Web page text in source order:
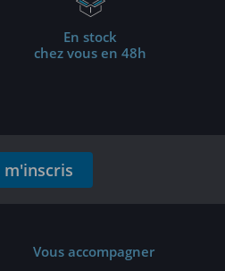
En stock
chez vous en 48h
m'inscris
Vous accompagner